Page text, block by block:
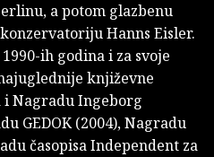
a potom glazbenu
Hanns Eisler.
ih godina i za svoje
književne
i Nagradu Ingeborg
GEDOK (2004), Nagradu
časopisa Independent za